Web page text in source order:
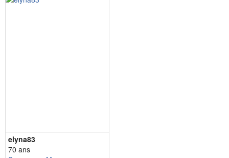
elyna83
70 ans